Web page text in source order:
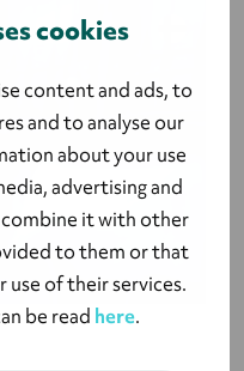
cookies
content and ads, to
and to analyse our
about your use
advertising and
it with other
to them or that
of their services.
be read here.